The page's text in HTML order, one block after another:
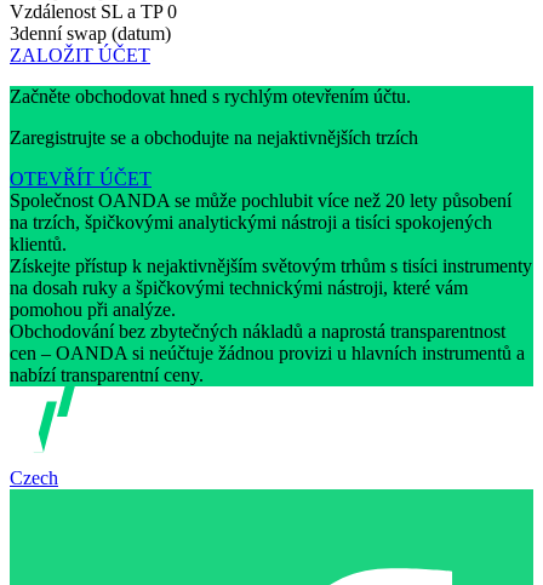
Vzdálenost SL a TP 0
3denní swap (datum)
ZALOŽIT ÚČET
Začněte obchodovat hned s rychlým otevřením účtu.
Zaregistrujte se a obchodujte na nejaktivnějších trzích
OTEVŘÍT ÚČET
Společnost OANDA se může pochlubit více než 20 lety působení
na trzích, špičkovými analytickými nástroji a tisíci spokojených
klientů.
Získejte přístup k nejaktivnějším světovým trhům s tisíci instrumenty
na dosah ruky a špičkovými technickými nástroji, které vám
pomohou při analýze.
Obchodování bez zbytečných nákladů a naprostá transparentnost
cen – OANDA si neúčtuje žádnou provizi u hlavních instrumentů a
nabízí transparentní ceny.
Czech